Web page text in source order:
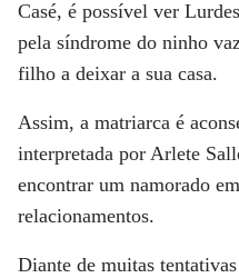
Casé, é possível ver
pela síndrome do ninho
filho a deixar a sua casa.
Assim, a matriarca é
interpretada por Arlete
encontrar um namorado
relacionamentos.
Diante de muitas